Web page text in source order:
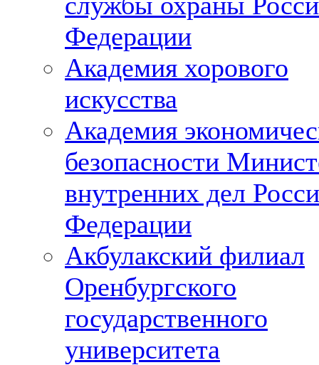
Федерации
Академия хорового
искусства
Академия
безопасности
внутренних дел
Федерации
Акбулакский филиал
Оренбургского
государственного
университета